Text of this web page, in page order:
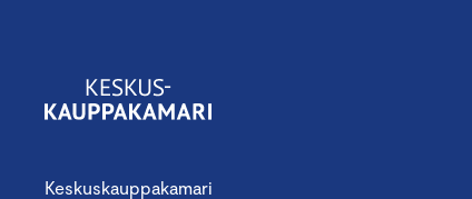
Keskuskauppakamari